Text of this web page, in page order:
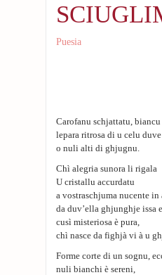
Puesia
Carofanu schjattatu, biancu
lepara ritrosa di u celu duve
o nuli alti di ghjugnu.
Chì alegria sunora li rigala
U cristallu accurdatu
a vostraschjuma nucente in
da duv’ella ghjunghje issa
cusì misteriosa è pura,
chì nasce da fighjà vi à u
Forme corte di un sognu,
nuli bianchi è sereni,